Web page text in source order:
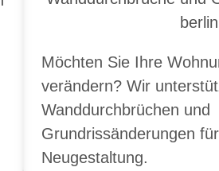
Möchten Sie Ihre
verändern? Wir
Wanddurchbrüchen und
Grundrissänderungen
Neugestaltung.